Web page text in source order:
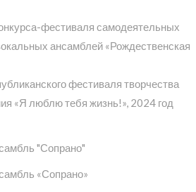
фестиваля самодеятельных
ансамблей «Рождественская
фестиваля творчества
«Я люблю тебя жизнь!», 2024 год
"Сопрано"
«Сопрано»